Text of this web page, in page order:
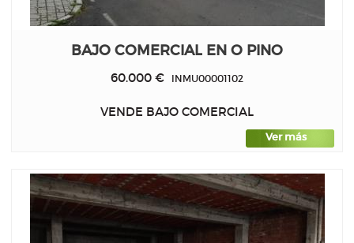
BAJO COMERCIAL EN O PINO
60.000 € INMU00001102
VENDE BAJO COMERCIAL
Ver más